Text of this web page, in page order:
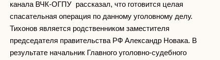
канала ВЧК-ОГПУ рассказал, что готовится целая
спасательная операция по данному уголовному делу.
Тихонов является родственником заместителя
председателя правительства РФ Александр Новака. В
результате начальник Главного уголовно-судебного